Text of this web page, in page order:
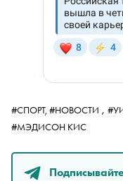
#СПОРТ, #НОВОСТИ ,
#МЭДИСОН КИС